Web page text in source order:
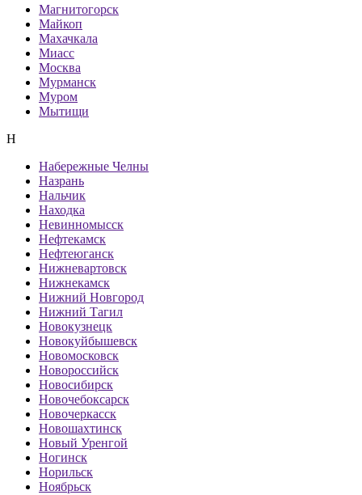
Магнитогорск
Майкоп
Махачкала
Миасс
Москва
Мурманск
Муром
Мытищи
Н
Набережные Челны
Назрань
Нальчик
Находка
Невинномысск
Нефтекамск
Нефтеюганск
Нижневартовск
Нижнекамск
Нижний Новгород
Нижний Тагил
Новокузнецк
Новокуйбышевск
Новомосковск
Новороссийск
Новосибирск
Новочебоксарск
Новочеркасск
Новошахтинск
Новый Уренгой
Ногинск
Норильск
Ноябрьск